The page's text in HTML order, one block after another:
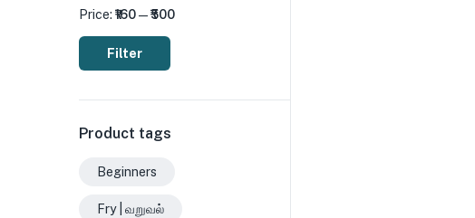
Filter
Price: ₹160—₹500
Product tags
Beginners
Fry | வறுவல்